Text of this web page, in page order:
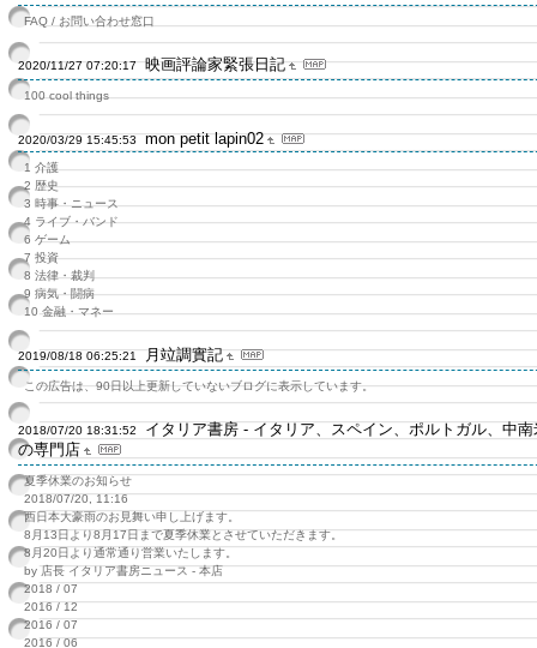
FAQ / お問い合わせ窓口
2020/11/27 07:20:17 映画評論家緊張日記
100 cool things
2020/03/29 15:45:53 mon petit lapin02
1 介護
2 歴史
3 時事・ニュース
4 ライブ・バンド
6 ゲーム
7 投資
8 法律・裁判
9 病気・闘病
10 金融・マネー
2019/08/18 06:25:21 月竝調實記
この広告は、90日以上更新していないブログに表示しています。
2018/07/20 18:31:52
イタリア書房 - イタリア、スペイン、ポルトガル、中
の専門店
夏季休業のお知らせ
2018/07/20, 11:16
西日本大豪雨のお見舞い申し上げます。
8月13日より8月17日まで夏季休業とさせていただきます。
8月20日より通常通り営業いたします。
by 店長 イタリア書房ニュース - 本店
2018 / 07
2016 / 12
2016 / 07
2016 / 06